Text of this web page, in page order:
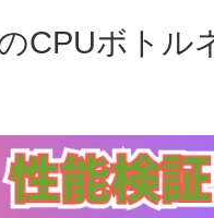
CPUボトル